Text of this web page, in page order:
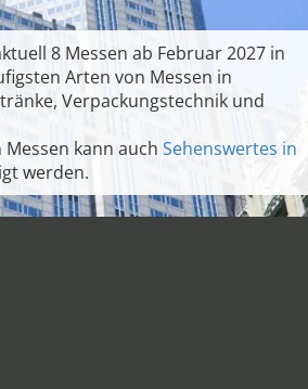
8 Messen ab Februar 2027 in
Arten von Messen in
Verpackungstechnik und
kann auch Sehenswertes in
werden.